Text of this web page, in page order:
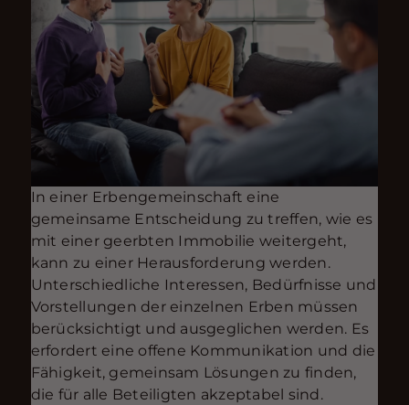
In einer Erbengemeinschaft eine
gemeinsame Entscheidung zu treffen, wie es
mit einer geerbten Immobilie weitergeht,
kann zu einer Herausforderung werden.
Unterschiedliche Interessen, Bedürfnisse und
Vorstellungen der einzelnen Erben müssen
berücksichtigt und ausgeglichen werden. Es
erfordert eine offene Kommunikation und die
Fähigkeit, gemeinsam Lösungen zu finden,
die für alle Beteiligten akzeptabel sind.